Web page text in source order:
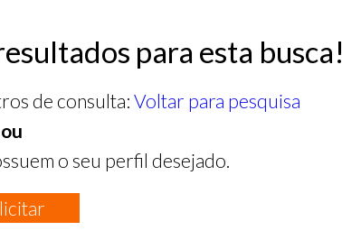
para esta busca!
de consulta: Voltar para pesquisa
ou
o seu perfil desejado.